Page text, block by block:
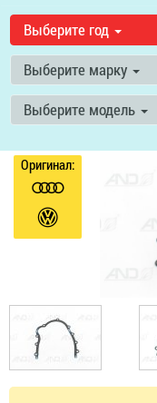
Выберите год
Выберите марку
Выберите модель
Оригинал: